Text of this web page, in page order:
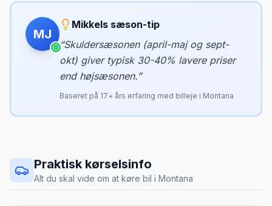
MJ
Mikkels sæson-tip
“Skuldersæsonen (april-maj og sept-
okt) giver typisk 30-40% lavere priser
end højsæsonen.”
Baseret på 17+ års erfaring med billeje i Montana
Praktisk kørselsinfo
Alt du skal vide om at køre bil i Montana